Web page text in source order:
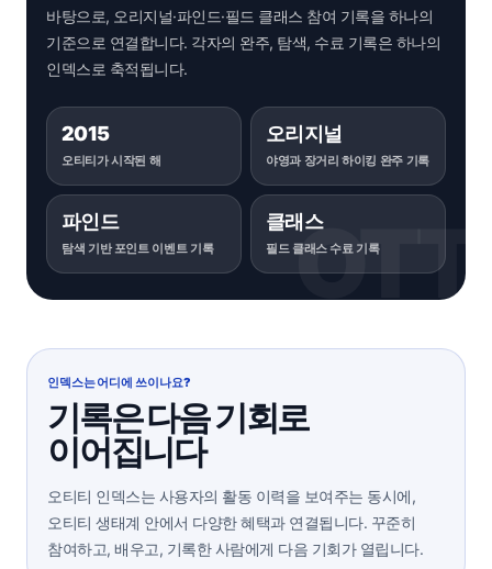
바탕으로, 오리지널·파인드·필드 클래스 참여 기록을 하나의
기준으로 연결합니다. 각자의 완주, 탐색, 수료 기록은 하나의
인덱스로 축적됩니다.
2015
오티티가 시작된 해
오리지널
야영과 장거리 하이킹 완주 기록
파인드
탐색 기반 포인트 이벤트 기록
클래스
필드 클래스 수료 기록
인덱스는 어디에 쓰이나요?
기록은 다음 기회로
이어집니다
오티티 인덱스는 사용자의 활동 이력을 보여주는 동시에,
오티티 생태계 안에서 다양한 혜택과 연결됩니다. 꾸준히
참여하고, 배우고, 기록한 사람에게 다음 기회가 열립니다.